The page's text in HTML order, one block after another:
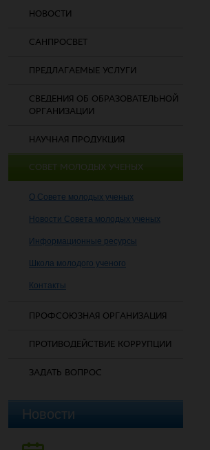
НОВОСТИ
САНПРОСВЕТ
ПРЕДЛАГАЕМЫЕ УСЛУГИ
СВЕДЕНИЯ ОБ ОБРАЗОВАТЕЛЬНОЙ
ОРГАНИЗАЦИИ
НАУЧНАЯ ПРОДУКЦИЯ
СОВЕТ МОЛОДЫХ УЧЕНЫХ
О Совете молодых ученых
Новости Совета молодых ученых
Информационные ресурсы
Школа молодого ученого
Контакты
ПРОФСОЮЗНАЯ ОРГАНИЗАЦИЯ
ПРОТИВОДЕЙСТВИЕ КОРРУПЦИИ
ЗАДАТЬ ВОПРОС
Новости